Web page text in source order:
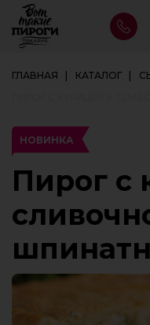
ГЛАВНАЯ КАТАЛОГ
НОВИНКА
Пирог с